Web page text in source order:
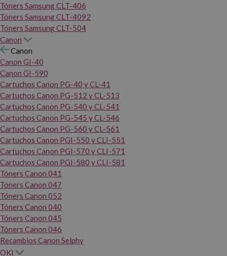
Tóners Samsung CLT-406
Tóners Samsung CLT-4092
Tóners Samsung CLT-504
Canon
Canon
Canon GI-40
Canon GI-590
Cartuchos Canon PG-40 y CL-41
Cartuchos Canon PG-512 y CL-513
Cartuchos Canon PG-540 y CL-541
Cartuchos Canon PG-545 y CL-546
Cartuchos Canon PG-560 y CL-561
Cartuchos Canon PGI-550 y CLI-551
Cartuchos Canon PGI-570 y CLI-571
Cartuchos Canon PGI-580 y CLI-581
Tóners Canon 041
Tóners Canon 047
Tóners Canon 052
Tóners Canon 040
Tóners Canon 045
Tóners Canon 046
Recambios Canon Selphy
OKI